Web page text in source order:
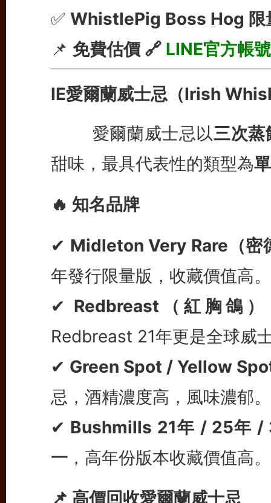
✅ WhistlePig Boss Hog 限
📌 免費估價 🔗 LINE官方帳號
IE愛爾蘭威士忌（Irish
愛爾蘭威士忌以三次蒸
甜味，最具代表性的類型為
🔥 知名品牌
✔ Midleton Very Rare（密
年發行限量版，收藏價值高。
✔ Redbreast（紅胸鴿）
Redbreast 21年更是全球威
✔ Green Spot / Yellow
忌，酒精濃度高，風味濃郁。
✔ Bushmills 21年 / 25年 /
一，高年份版本收藏價值高。
📌 高價回收愛爾蘭威士忌